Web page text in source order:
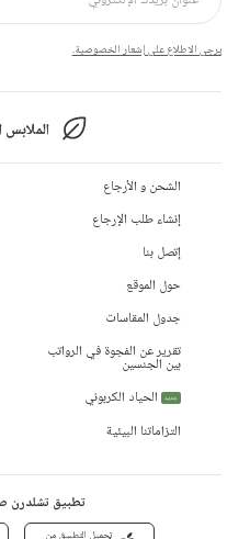
يرجى الاطلاع على إشعار الخصوصية.
الملابس
الشحن و الأرجاع
إنشاء طلب الإرجاع
إتصل بنا
حول الموقع
جدول المقاسات
تقرير عن الفجوة في الرواتب
بين الجنسين
جديد
الحياد الكربوني
التزاماتنا البيئية
تطبيق تشلدرن
تحميل التطبيق من